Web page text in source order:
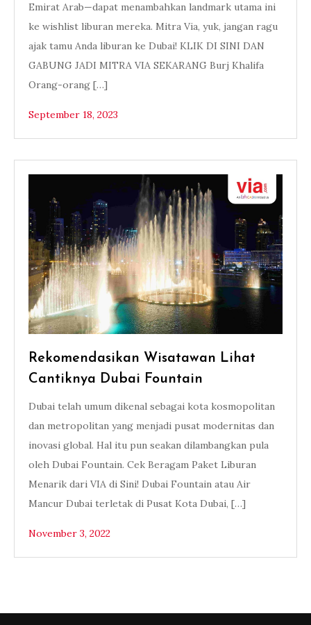
Emirat Arab—dapat menambahkan landmark utama ini
ke wishlist liburan mereka. Mitra Via, yuk, jangan ragu
ajak tamu Anda liburan ke Dubai! KLIK DI SINI DAN
GABUNG JADI MITRA VIA SEKARANG Burj Khalifa
Orang-orang […]
September 18, 2023
Rekomendasikan Wisatawan Lihat
Cantiknya Dubai Fountain
Dubai telah umum dikenal sebagai kota kosmopolitan
dan metropolitan yang menjadi pusat modernitas dan
inovasi global. Hal itu pun seakan dilambangkan pula
oleh Dubai Fountain. Cek Beragam Paket Liburan
Menarik dari VIA di Sini! Dubai Fountain atau Air
Mancur Dubai terletak di Pusat Kota Dubai, […]
November 3, 2022